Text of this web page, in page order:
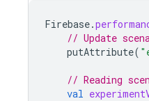
Firebase.
// Update
putAttribute(
// Reading
val